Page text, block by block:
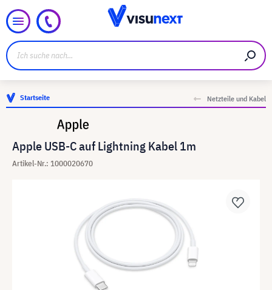
Startseite Netzteile und Kabel
Apple USB-C auf Lightning Kabel 1m
Artikel-Nr.: 1000020670